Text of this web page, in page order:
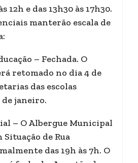
12h e das 13h30 às 17h30.
manterão escala de
– Fechada. O
retomado no dia 4 de
das escolas
janeiro.
– O Albergue Municipal
Situação de Rua
das 19h às 7h. O